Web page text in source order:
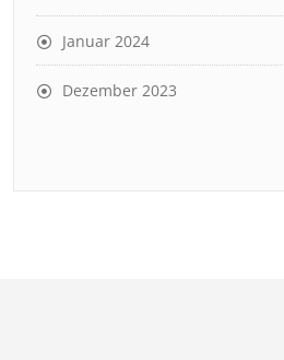
Januar 2024
Dezember 2023